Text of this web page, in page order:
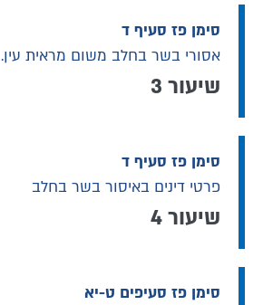
סימן פז סעיף ד
אסורי בשר בחלב משום מראית עין.
שיעור 3
סימן פז סעיף ד
פרטי דינים באיסור בשר בחלב
שיעור 4
סימן פז סעיפים ט-יא